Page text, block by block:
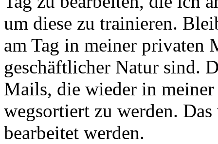
um diese zu trainieren.
am Tag in meiner privaten
geschäftlicher Natur sind.
Mails, die wieder in
wegsortiert zu werden.
bearbeitet werden.